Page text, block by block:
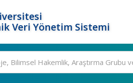
Veri Yönetim Sistemi